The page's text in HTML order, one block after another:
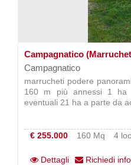
Campagnatico
Campagnatico
marrucheti podere
160 m più annessi 1 ha
eventuali 21 ha a parte da
€ 255.000 160 Mq 4
Dettagli Richiedi info